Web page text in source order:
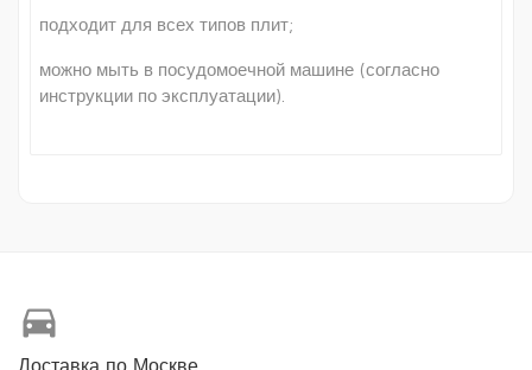
подходит для всех типов плит;
можно мыть в посудомоечной машине (согласно
инструкции по эксплуатации).
directions_car
Доставка по Москве